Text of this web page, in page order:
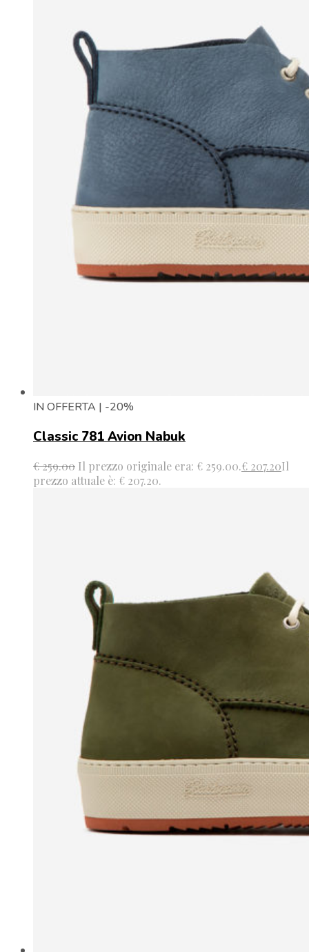
IN OFFERTA | -20%
Classic 781 Avion Nabuk
€259.00 Il prezzo originale era: € 259.00.€ 207.20Il
prezzo attuale è: € 207.20.